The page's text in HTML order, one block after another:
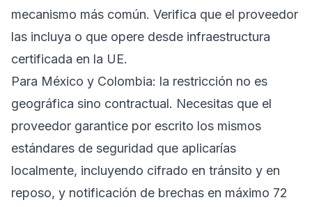
mecanismo más común. Verifica que el proveedor
las incluya o que opere desde infraestructura
certificada en la UE.
Para México y Colombia: la restricción no es
geográfica sino contractual. Necesitas que el
proveedor garantice por escrito los mismos
estándares de seguridad que aplicarías
localmente, incluyendo cifrado en tránsito y en
reposo, y notificación de brechas en máximo 72